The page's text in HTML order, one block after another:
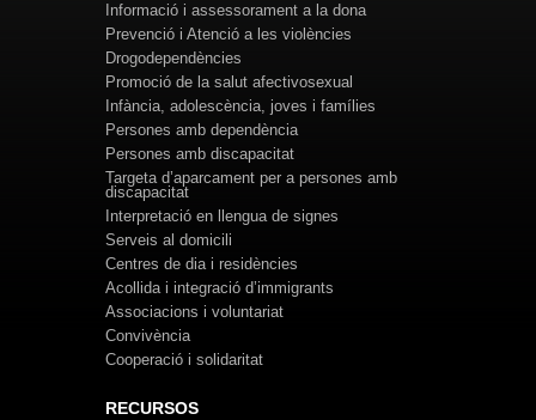
Informació i assessorament a la dona
Prevenció i Atenció a les violències
Drogodependències
Promoció de la salut afectivosexual
Infància, adolescència, joves i famílies
Persones amb dependència
Persones amb discapacitat
Targeta d’aparcament per a persones amb
discapacitat
Interpretació en llengua de signes
Serveis al domicili
Centres de dia i residències
Acollida i integració d’immigrants
Associacions i voluntariat
Convivència
Cooperació i solidaritat
RECURSOS